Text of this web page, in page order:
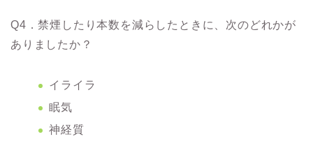
Q4．禁煙したり本数を減らしたときに、次のどれかが
ありましたか？
イライラ
眠気
神経質